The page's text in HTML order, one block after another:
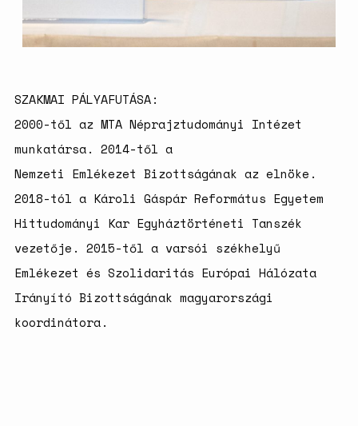
SZAKMAI PÁLYAFUTÁSA:
2000-től az MTA Néprajztudományi Intézet
munkatársa. 2014-től a
Nemzeti Emlékezet Bizottságának az elnöke.
2018-tól a Károli Gáspár Református Egyetem
Hittudományi Kar Egyháztörténeti Tanszék
vezetője. 2015-től a varsói székhelyű
Emlékezet és Szolidaritás Európai Hálózata
Irányító Bizottságának magyarországi
koordinátora.